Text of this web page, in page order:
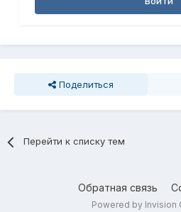
Поделиться
Перейти к списку тем
Обратная связь
Powered by Invision